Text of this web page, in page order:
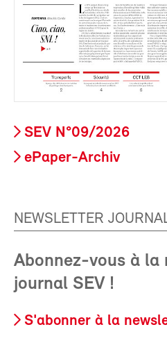
SEV N°09/2026
ePaper-Archiv
NEWSLETTER
Abonnez-vous à la
journal SEV !
S'abonner à la